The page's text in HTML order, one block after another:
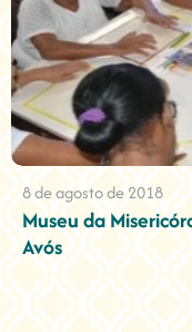
8 de agosto de 2018
Museu da
Avós